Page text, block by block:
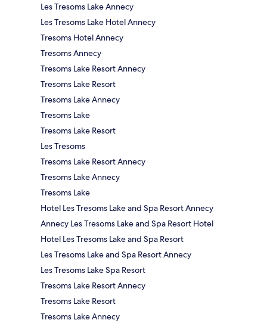
Les Tresoms Lake Annecy
Les Tresoms Lake Hotel Annecy
Tresoms Hotel Annecy
Tresoms Annecy
Tresoms Lake Resort Annecy
Tresoms Lake Resort
Tresoms Lake Annecy
Tresoms Lake
Tresoms Lake Resort
Les Tresoms
Tresoms Lake Resort Annecy
Tresoms Lake Annecy
Tresoms Lake
Hotel Les Tresoms Lake and Spa Resort Annecy
Annecy Les Tresoms Lake and Spa Resort Hotel
Hotel Les Tresoms Lake and Spa Resort
Les Tresoms Lake and Spa Resort Annecy
Les Tresoms Lake Spa Resort
Tresoms Lake Resort Annecy
Tresoms Lake Resort
Tresoms Lake Annecy